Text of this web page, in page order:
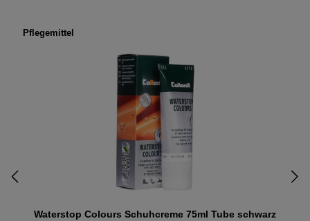
Produktgalerie überspringen
Pflegemittel
Waterstop Colours Schuhcreme 75ml Tube schwarz